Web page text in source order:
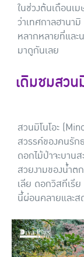
ในช่วงต้นเดือนเ
ว่าเทศกาลฮานา
หลากหลายที่แล
มาดูกันเลย
เดิมชมสวน
สวนมิโนโอะ
สวรรค์ของคนรัก
ดอกไม้ป่าจะบาน
สวยงามของน้ำต
เลีย ดอกวิสทีเรี
นี้ผ่อนคลายและส